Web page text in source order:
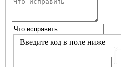
Введите код в поле ниже